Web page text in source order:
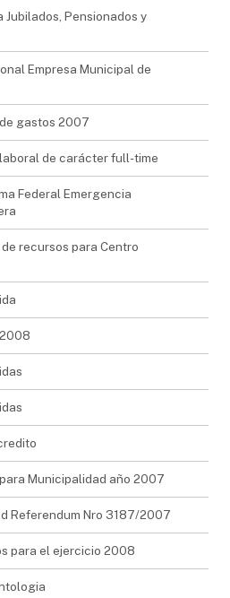
Jubilados, Pensionados y
Empresa Municipal de
gastos 2007
de carácter full-time
Federal Emergencia
recursos para Centro
Municipalidad año 2007
Referendum Nro 3187/2007
para el ejercicio 2008